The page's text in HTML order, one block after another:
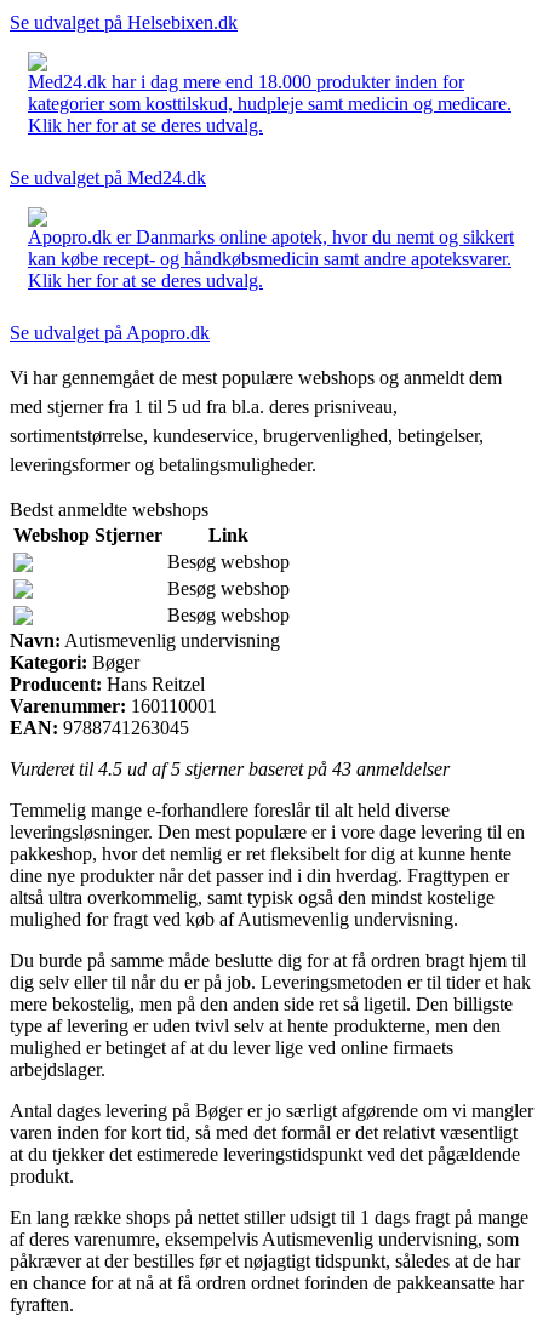
Se udvalget på Helsebixen.dk
Med24.dk har i dag mere end 18.000 produkter inden for
kategorier som kosttilskud, hudpleje samt medicin og medicare.
Klik her for at se deres udvalg.
Se udvalget på Med24.dk
Apopro.dk er Danmarks online apotek, hvor du nemt og sikkert
kan købe recept- og håndkøbsmedicin samt andre apoteksvarer.
Klik her for at se deres udvalg.
Se udvalget på Apopro.dk
Vi har gennemgået de mest populære webshops og anmeldt dem
med stjerner fra 1 til 5 ud fra bl.a. deres prisniveau,
sortimentstørrelse, kundeservice, brugervenlighed, betingelser,
leveringsformer og betalingsmuligheder.
Bedst anmeldte webshops
Webshop Stjerner
Link
Besøg webshop
Besøg webshop
Besøg webshop
Navn: Autismevenlig undervisning
Kategori: Bøger
Producent: Hans Reitzel
Varenummer: 160110001
EAN: 9788741263045
Vurderet til 4.5 ud af 5 stjerner baseret på 43 anmeldelser
Temmelig mange e-forhandlere foreslår til alt held diverse
leveringsløsninger. Den mest populære er i vore dage levering til en
pakkeshop, hvor det nemlig er ret fleksibelt for dig at kunne hente
dine nye produkter når det passer ind i din hverdag. Fragttypen er
altså ultra overkommelig, samt typisk også den mindst kostelige
mulighed for fragt ved køb af Autismevenlig undervisning.
Du burde på samme måde beslutte dig for at få ordren bragt hjem til
dig selv eller til når du er på job. Leveringsmetoden er til tider et hak
mere bekostelig, men på den anden side ret så ligetil. Den billigste
type af levering er uden tvivl selv at hente produkterne, men den
mulighed er betinget af at du lever lige ved online firmaets
arbejdslager.
Antal dages levering på Bøger er jo særligt afgørende om vi mangler
varen inden for kort tid, så med det formål er det relativt væsentligt
at du tjekker det estimerede leveringstidspunkt ved det pågældende
produkt.
En lang række shops på nettet stiller udsigt til 1 dags fragt på mange
af deres varenumre, eksempelvis Autismevenlig undervisning, som
påkræver at der bestilles før et nøjagtigt tidspunkt, således at de har
en chance for at nå at få ordren ordnet forinden de pakkeansatte har
fyraften.